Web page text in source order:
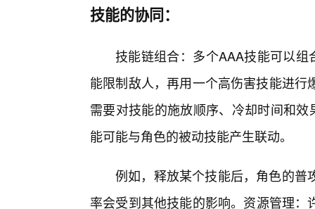
技能的协同：
技能链组合：多个AAA技能可以组
能限制敌人，再用一个高伤害技能进
需要对技能的施放顺序、冷却时间和
能可能与角色的被动技能产生联动。
例如，释放某个技能后，角色的普
率会受到其他技能的影响。资源管理